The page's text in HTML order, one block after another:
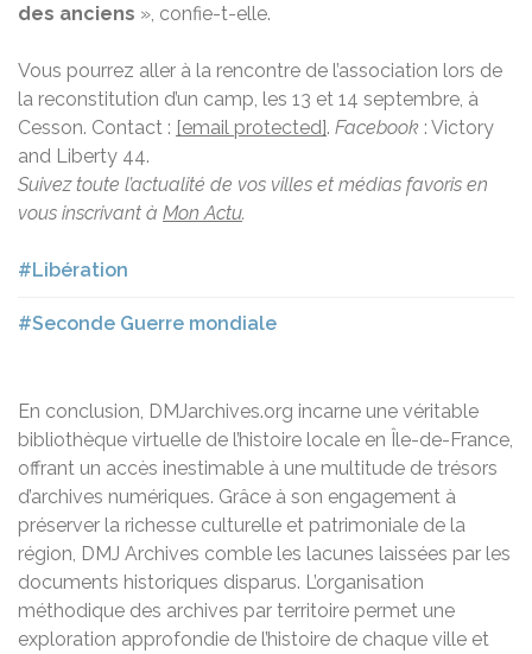
des anciens », confie-t-elle.
Vous pourrez aller à la rencontre de l’association lors de
la reconstitution d’un camp, les 13 et 14 septembre, à
Cesson. Contact : [email protected]. Facebook : Victory
and Liberty 44.
Suivez toute l’actualité de vos villes et médias favoris en
vous inscrivant à Mon Actu.
#Libération
#Seconde Guerre mondiale
En conclusion, DMJarchives.org incarne une véritable
bibliothèque virtuelle de l’histoire locale en Île-de-France,
offrant un accès inestimable à une multitude de trésors
d’archives numériques. Grâce à son engagement à
préserver la richesse culturelle et patrimoniale de la
région, DMJ Archives comble les lacunes laissées par les
documents historiques disparus. L’organisation
méthodique des archives par territoire permet une
exploration approfondie de l’histoire de chaque ville et